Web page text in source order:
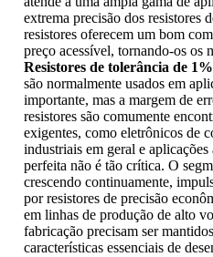
extrema precisão dos resistores
resistores oferecem um bom
preço acessível, tornando-os os
Resistores de tolerância de
são normalmente usados ​​em
importante, mas a margem de
resistores são comumente
exigentes, como eletrônicos de
industriais em geral e
perfeita não é tão crítica. O
crescendo continuamente,
por resistores de precisão
em linhas de produção de alto
fabricação precisam ser
características essenciais de